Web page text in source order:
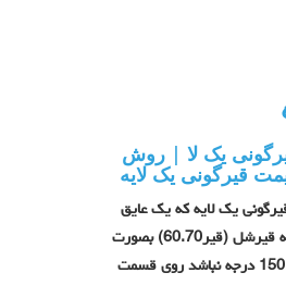
یک لا | روش
قیرگونی یک لایه
یک لایه که یک عایق
رطوبتی میباشد، ابتدا یک لایه قیرشل (قیر60.70) بصورت
مذاب که حرارت آن بیش از 150 درجه نباشد روی قسمت